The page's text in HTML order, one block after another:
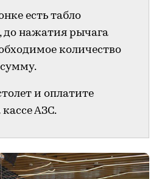
есть табло
до нажатия рычага
количество
и оплатите
АЗС.